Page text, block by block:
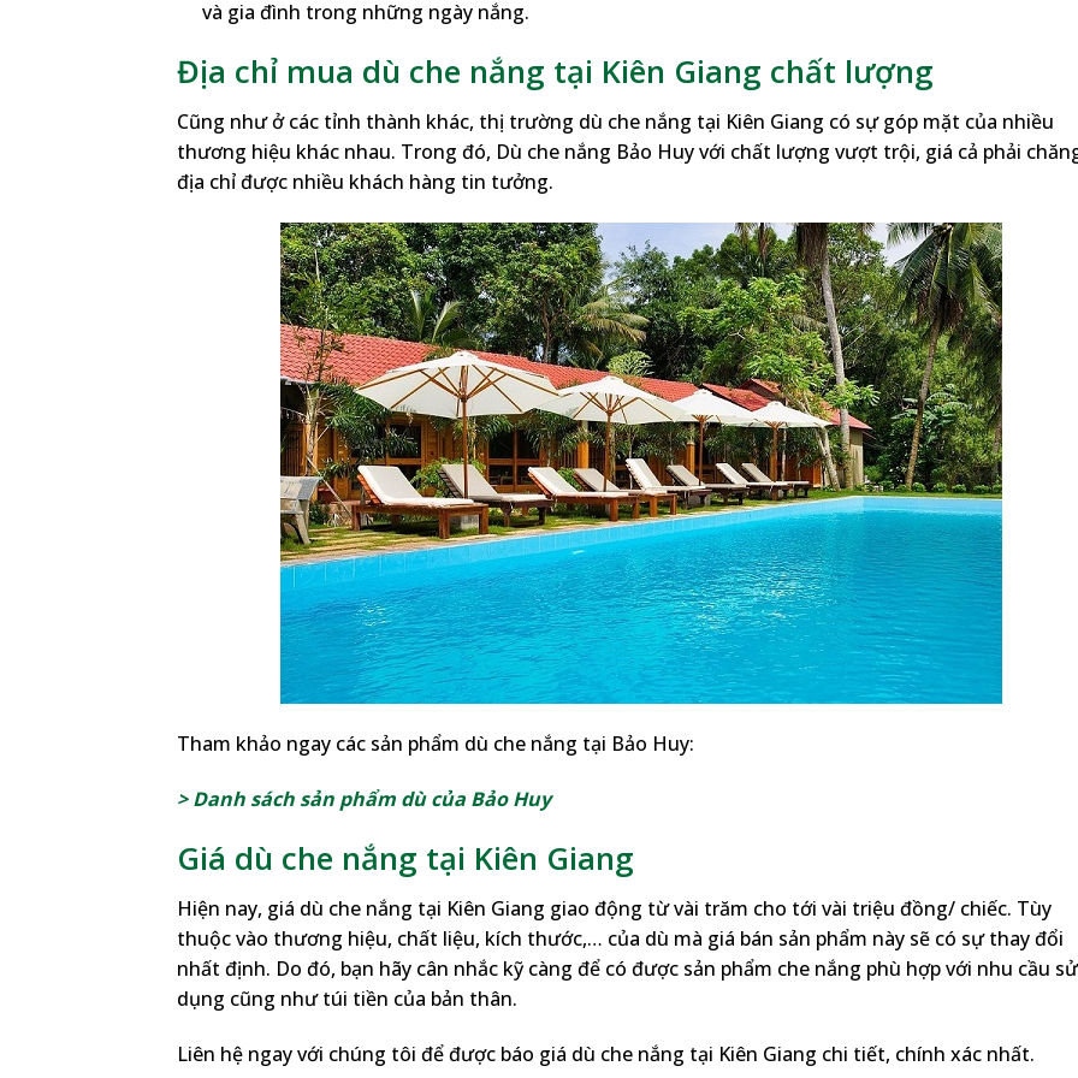
và gia đình trong những ngày nắng.
Địa chỉ mua dù che nắng tại Kiên Giang chất lượng
Cũng như ở các tỉnh thành khác, thị trường dù che nắng tại Kiên Giang có sự góp mặt của nhiều
thương hiệu khác nhau. Trong đó, Dù che nắng Bảo Huy với chất lượng vượt trội, giá cả phải
địa chỉ được nhiều khách hàng tin tưởng.
Tham khảo ngay các sản phẩm dù che nắng tại Bảo Huy:
> Danh sách sản phẩm dù của Bảo Huy
Giá dù che nắng tại Kiên Giang
Hiện nay, giá dù che nắng tại Kiên Giang giao động từ vài trăm cho tới vài triệu đồng/ chiếc. Tùy
thuộc vào thương hiệu, chất liệu, kích thước,… của dù mà giá bán sản phẩm này sẽ có sự thay đổi
nhất định. Do đó, bạn hãy cân nhắc kỹ càng để có được sản phẩm che nắng phù hợp với nhu cầu sử
dụng cũng như túi tiền của bản thân.
Liên hệ ngay với chúng tôi để được báo giá dù che nắng tại Kiên Giang chi tiết, chính xác nhất.